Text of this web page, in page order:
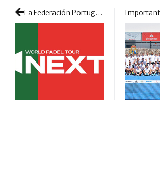
La Federación Portuguesa de Pádel se suma a la labor de cantera del circuito WPT Next